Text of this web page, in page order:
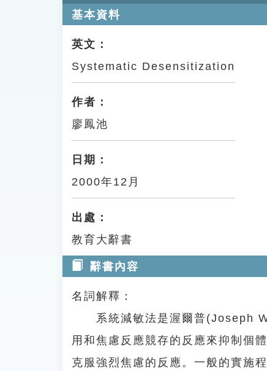
基本資料
英文：
Systematic Desensitization
作者：
廖鳳池
日期：
2000年12月
出處：
教育大辭書
辭書內容
名詞解釋：
系統減敏法是渥爾普(Joseph
用和焦慮反應競存的反應來抑制個
克服強烈焦慮的反應。一般的實施